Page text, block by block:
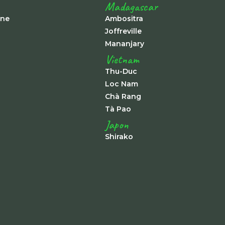
Madagascar
Ambositra
Joffreville
Mananjary
Vietnam
Thu-Duc
Loc Nam
Chà Rang
Tà Pao
Japon
Shirako